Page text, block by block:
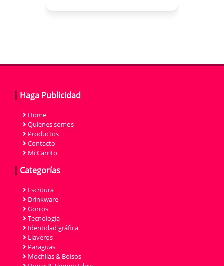
Haga Publicidad
Home
Quienes somos
Productos
Contacto
Mi Carrito
Categorías
Escritura
Drinkware
Gorros
Tecnología
Identidad gráfica
Llaveros
Paraguas
Mochilas & Bolsos